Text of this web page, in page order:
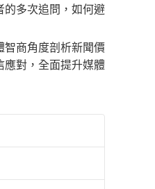
的多次追問，如何避
商角度剖析新聞價
對，全面提升媒體